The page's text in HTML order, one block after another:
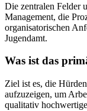
Die zentralen Felder
Management, die
organisatorischen
Jugendamt.
Was ist das
Ziel ist es, die
aufzuzeigen, um
qualitativ